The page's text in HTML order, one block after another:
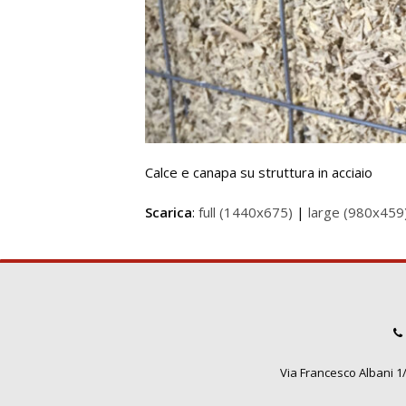
Calce e canapa su struttura in acciaio
Scarica: full (1440x675) | large
Via Francesco Albani 1/